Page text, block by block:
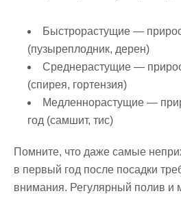
Быстрорастущие —
(пузыреплодник, дерен)
Среднерастущие —
(спирея, гортензия)
Медленнорастущие —
год (самшит, тис)
Помните, что даже самые
в первый год после посадки
внимания. Регулярный полив и